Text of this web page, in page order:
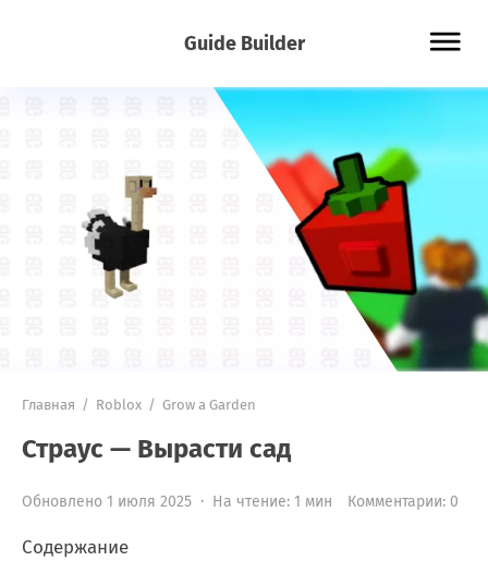
Guide Builder
Главная / Roblox / Grow a Garden
Страус — Вырасти сад
Обновлено 1 июля 2025 · На чтение: 1 мин Комментарии: 0
Содержание